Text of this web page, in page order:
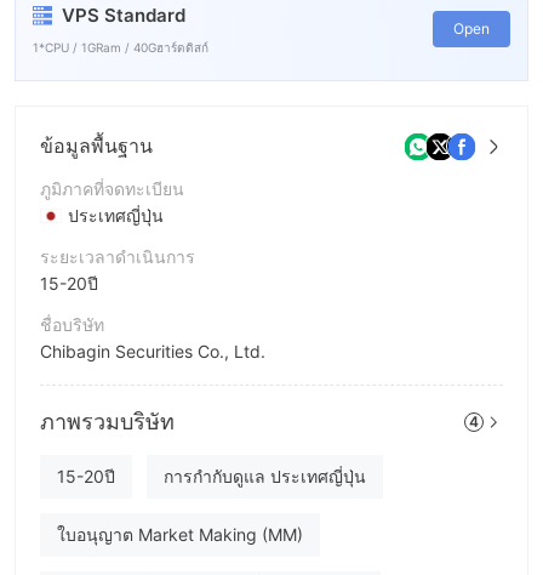
VPS Standard
1*CPU / 1GRam / 40Gฮาร์ดดิสก์
Open
ข้อมูลพื้นฐาน
ภูมิภาคที่จดทะเบียน
ประเทศญี่ปุ่น
ระยะเวลาดำเนินการ
15-20ปี
ชื่อบริษัท
Chibagin Securities Co., Ltd.
ชื่อย่อบริษัท
Chibagin Securities
ภาพรวมบริษัท 4
15-20ปี การกำกับดูแล ประเทศญี่ปุ่น
ใบอนุญาต Market Making (MM)